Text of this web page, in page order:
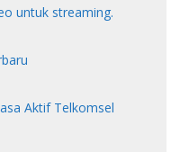
untuk streaming.
Aktif Telkomsel